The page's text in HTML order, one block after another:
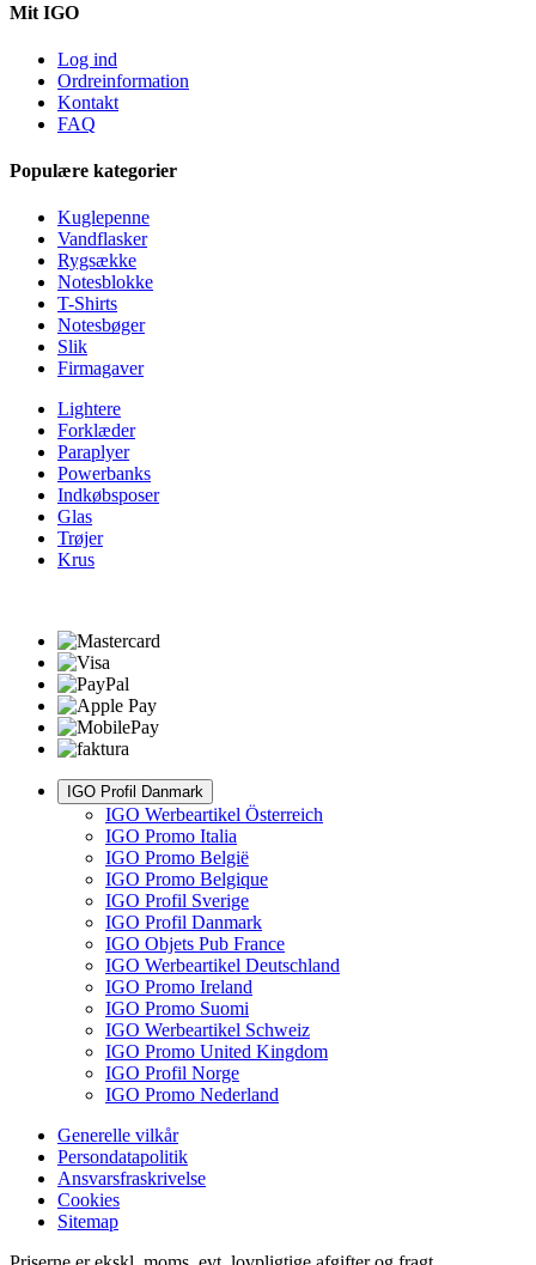
Mit IGO
Log ind
Ordreinformation
Kontakt
FAQ
Populære kategorier
Kuglepenne
Vandflasker
Rygsække
Notesblokke
T-Shirts
Notesbøger
Slik
Firmagaver
Lightere
Forklæder
Paraplyer
Powerbanks
Indkøbsposer
Glas
Trøjer
Krus
IGO Profil Danmark
IGO Werbeartikel Österreich
IGO Promo Italia
IGO Promo België
IGO Promo Belgique
IGO Profil Sverige
IGO Profil Danmark
IGO Objets Pub France
IGO Werbeartikel Deutschland
IGO Promo Ireland
IGO Promo Suomi
IGO Werbeartikel Schweiz
IGO Promo United Kingdom
IGO Profil Norge
IGO Promo Nederland
Generelle vilkår
Persondatapolitik
Ansvarsfraskrivelse
Cookies
Sitemap